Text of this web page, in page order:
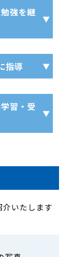
強を継
指導
習・受
いたします